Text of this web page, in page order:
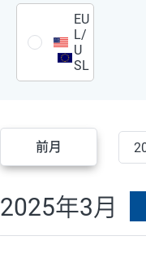
EU
L/
U
SL
前月
2025年3月